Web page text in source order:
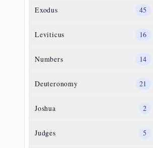
Exodus 45
Leviticus 16
Numbers 14
Deuteronomy 21
Joshua 2
Judges 5